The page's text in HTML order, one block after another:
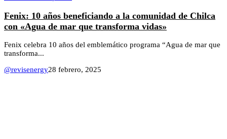
Fenix: 10 años beneficiando a la comunidad de Chilca
con «Agua de mar que transforma vidas»
Fenix celebra 10 años del emblemático programa “Agua de mar que
transforma...
@revisenergy28 febrero, 2025